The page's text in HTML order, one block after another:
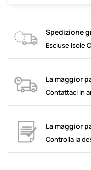
Spedizione
Escluse Isole
La maggior
Contattaci in
La maggior
Controlla la